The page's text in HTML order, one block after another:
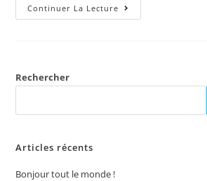
Continuer La Lecture
Rechercher
Articles récents
Bonjour tout le monde !